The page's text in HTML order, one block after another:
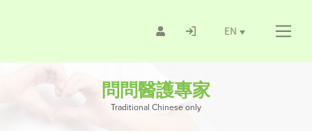
EN
問問醫護專家
Traditional Chinese only